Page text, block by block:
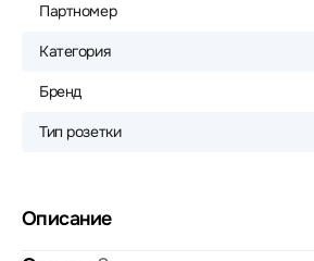
Партномер
Категория
Бренд
Тип розетки
Описание